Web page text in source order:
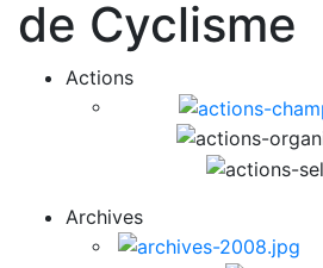
de Cyclisme
Actions
Archives